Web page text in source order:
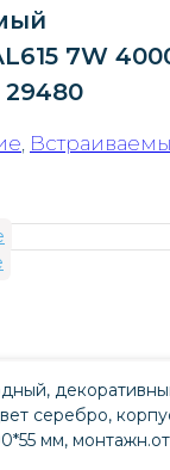
7W
,
серебро,
мм,